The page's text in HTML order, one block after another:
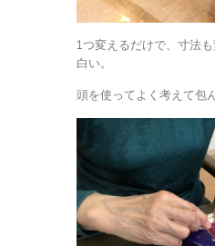
1つ変えるだけで、寸法
白い。
頭を使ってよく考えて包